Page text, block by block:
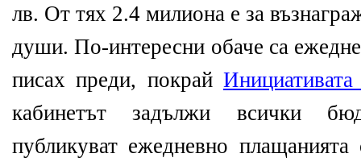
лв. От тях 2.4 милиона е за
души. По-интересни обаче са
писах преди, покрай
кабинетът задължи всички
публикуват ежедневно